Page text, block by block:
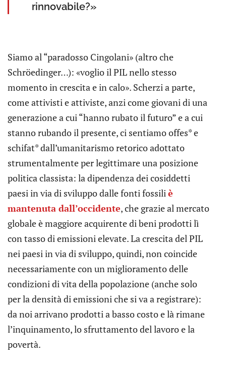
rinnovabile?»
Siamo al “paradosso Cingolani» (altro che
Schröedinger…): «voglio il PIL nello stesso
momento in crescita e in calo». Scherzi a parte,
come attivisti e attiviste, anzi come giovani di una
generazione a cui “hanno rubato il futuro” e a cui
stanno rubando il presente, ci sentiamo offes* e
schifat* dall’umanitarismo retorico adottato
strumentalmente per legittimare una posizione
politica classista: la dipendenza dei cosiddetti
paesi in via di sviluppo dalle fonti fossiliè
mantenuta dall’occidente, che grazie al mercato
globale è maggiore acquirente di beni prodotti lì
con tasso di emissioni elevate. La crescita del PIL
nei paesi in via di sviluppo, quindi, non coincide
necessariamente con un miglioramento delle
condizioni di vita della popolazione (anche solo
per la densità di emissioni che si va a registrare):
da noi arrivano prodotti a basso costo e là rimane
l’inquinamento, lo sfruttamento del lavoro e la
povertà.